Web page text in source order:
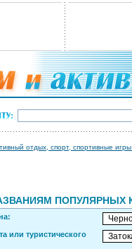
отдых, спорт, спортивные
ПОПУЛЯРНЫХ
или туристического